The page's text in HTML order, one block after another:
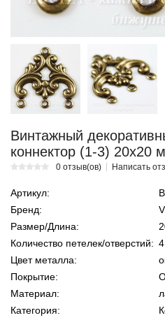
Винтажный
коннектор (1-3) 20х20
0 отзыв(ов) Написать
Артикул:
Бренд:
Размер/Длина:
Количество петелек/отверстий: 4
Цвет металла:
Покрытие:
Материал:
Категория: